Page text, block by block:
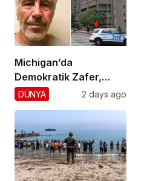
Michigan’da
Demokratik Zafer,
Cumhuriyetçilere
DÜNYA 2 days ago